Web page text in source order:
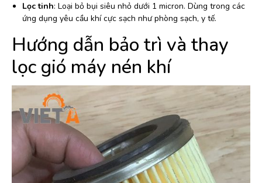
Lọc tinh: Loại bỏ bụi siêu nhỏ dưới 1 micron. Dùng trong các
ứng dụng yêu cầu khí cực sạch như phòng sạch, y tế.
Hướng dẫn bảo trì và thay
lọc gió máy nén khí